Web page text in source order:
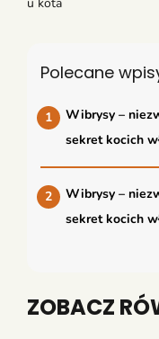
Polecane
Wibrysy –
sekret kocich
Wibrysy –
sekret kocich
ZOBACZ